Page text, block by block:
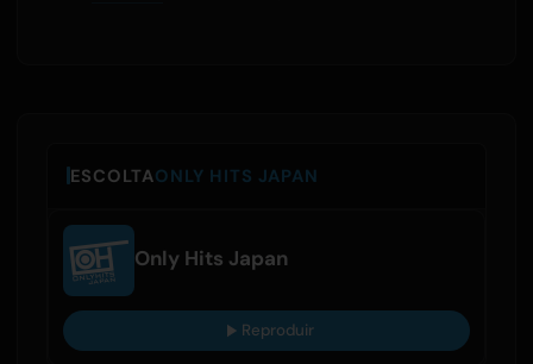
ESCOLTAONLY HITS JAPAN
Only Hits Japan
Reproduir